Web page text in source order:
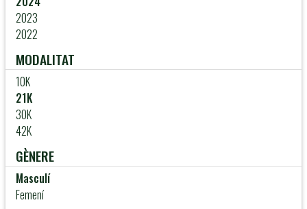
2023
2022
MODALITAT
10K
21K
30K
42K
GÈNERE
Masculí
Femení